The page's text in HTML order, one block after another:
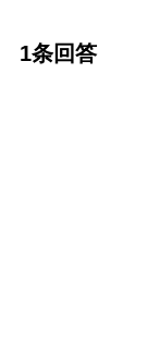
1条回答